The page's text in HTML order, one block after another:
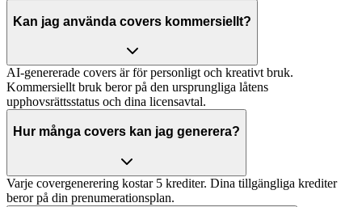
Kan jag använda covers kommersiellt?
AI-genererade covers är för personligt och kreativt bruk.
Kommersiellt bruk beror på den ursprungliga låtens
upphovsrättsstatus och dina licensavtal.
Hur många covers kan jag generera?
Varje covergenerering kostar 5 krediter. Dina tillgängliga krediter
beror på din prenumerationsplan.